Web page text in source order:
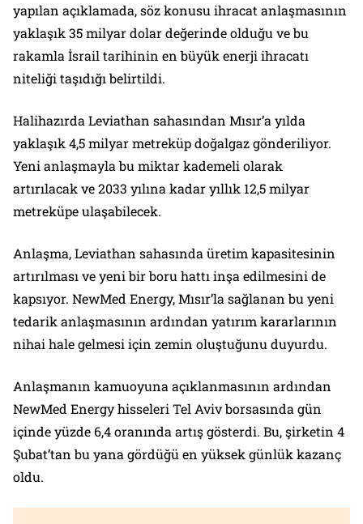
yapılan açıklamada, söz konusu ihracat anlaşmasının
yaklaşık 35 milyar dolar değerinde olduğu ve bu
rakamla İsrail tarihinin en büyük enerji ihracatı
niteliği taşıdığı belirtildi.
Halihazırda Leviathan sahasından Mısır’a yılda
yaklaşık 4,5 milyar metreküp doğalgaz gönderiliyor.
Yeni anlaşmayla bu miktar kademeli olarak
artırılacak ve 2033 yılına kadar yıllık 12,5 milyar
metreküpe ulaşabilecek.
Anlaşma, Leviathan sahasında üretim kapasitesinin
artırılması ve yeni bir boru hattı inşa edilmesini de
kapsıyor. NewMed Energy, Mısır’la sağlanan bu yeni
tedarik anlaşmasının ardından yatırım kararlarının
nihai hale gelmesi için zemin oluştuğunu duyurdu.
Anlaşmanın kamuoyuna açıklanmasının ardından
NewMed Energy hisseleri Tel Aviv borsasında gün
içinde yüzde 6,4 oranında artış gösterdi. Bu, şirketin 4
Şubat’tan bu yana gördüğü en yüksek günlük kazanç
oldu.